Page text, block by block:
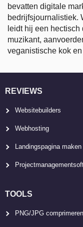
bevatten digitale
bedrijfsjournalistiek.
leidt hij een
muzikant,
veganistische kok
REVIEWS
Websitebuilders
Webhosting
Landingspagina maken
TOOLS
PNG/JPG comprimeren